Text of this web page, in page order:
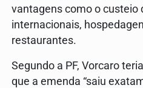
vantagens como o custeio
internacionais,
restaurantes.
Segundo a PF, Vorcaro
que a emenda “saiu